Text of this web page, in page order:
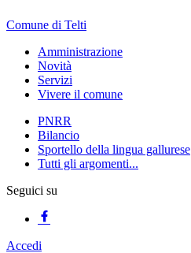
Comune di Telti
Amministrazione
Novità
Servizi
Vivere il comune
PNRR
Bilancio
Sportello della lingua gallurese
Tutti gli argomenti...
Seguici su
Accedi